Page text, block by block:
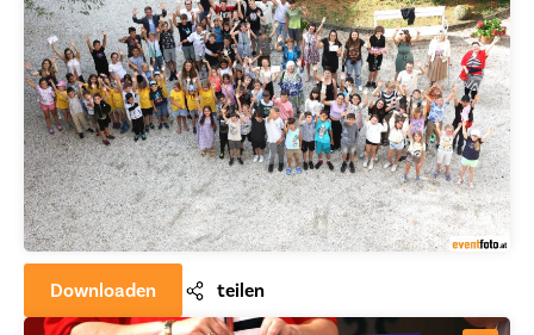
aufgefallen, dass so vielfältige und unterschiedliche
Bilder entstanden sind, die auf ihre Art und Weise ganz
etwas Besonderes waren. Das machte die Auswahl
wirklich schwierig. Die Direktorinnen der Volksschule
Nord und Süd freuten sich für ihre SchülerInnen mit
und auch die NMS Nord konnte viele tolle Preise holen.
Downloaden teilen